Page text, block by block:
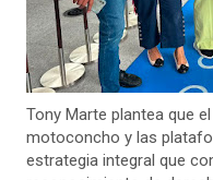
Tony Marte plantea que
motoconcho y las
estrategia integral que